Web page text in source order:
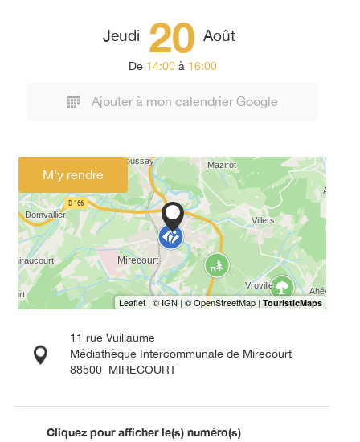
Jeudi 20 Août
De 14:00 à 16:00
Ajouter à mon calendrier Google
M'y rendre
11 rue Vuillaume
Médiathèque Intercommunale de Mirecourt
88500 MIRECOURT
Cliquez pour afficher le(s) numéro(s)